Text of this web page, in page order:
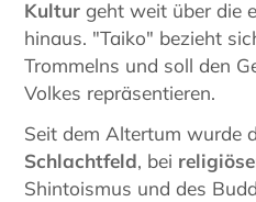
Kultur geht weit über die
hinaus. "Taiko" bezieht
Trommelns und soll den
Volkes repräsentieren.
Seit dem Altertum wurde
Schlachtfeld, bei
Shintoismus und des